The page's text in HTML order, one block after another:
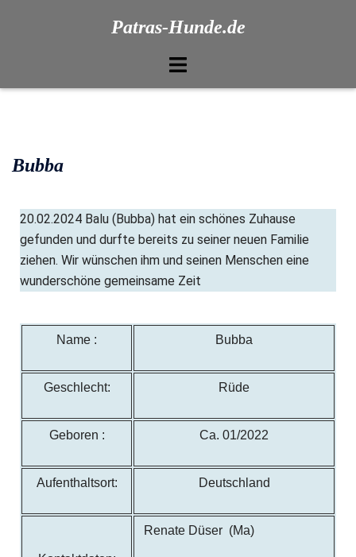
Patras-Hunde.de
Bubba
20.02.2024 Balu (Bubba) hat ein schönes Zuhause
gefunden und durfte bereits zu seiner neuen Familie
ziehen. Wir wünschen ihm und seinen Menschen eine
wunderschöne gemeinsame Zeit
Name : Bubba
Geschlecht: Rüde
Geboren : Ca. 01/2022
Aufenthaltsort: Deutschland
Renate Düser (Ma)